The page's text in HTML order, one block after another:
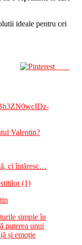
ideale pentru cei
Save
Valentin?
ci întăresc…